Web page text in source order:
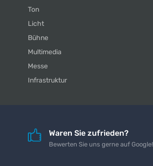
Ton
Licht
Bühne
Multimedia
Messe
Infrastruktur
Waren Sie zufrieden?
Bewerten Sie uns gerne auf Google!